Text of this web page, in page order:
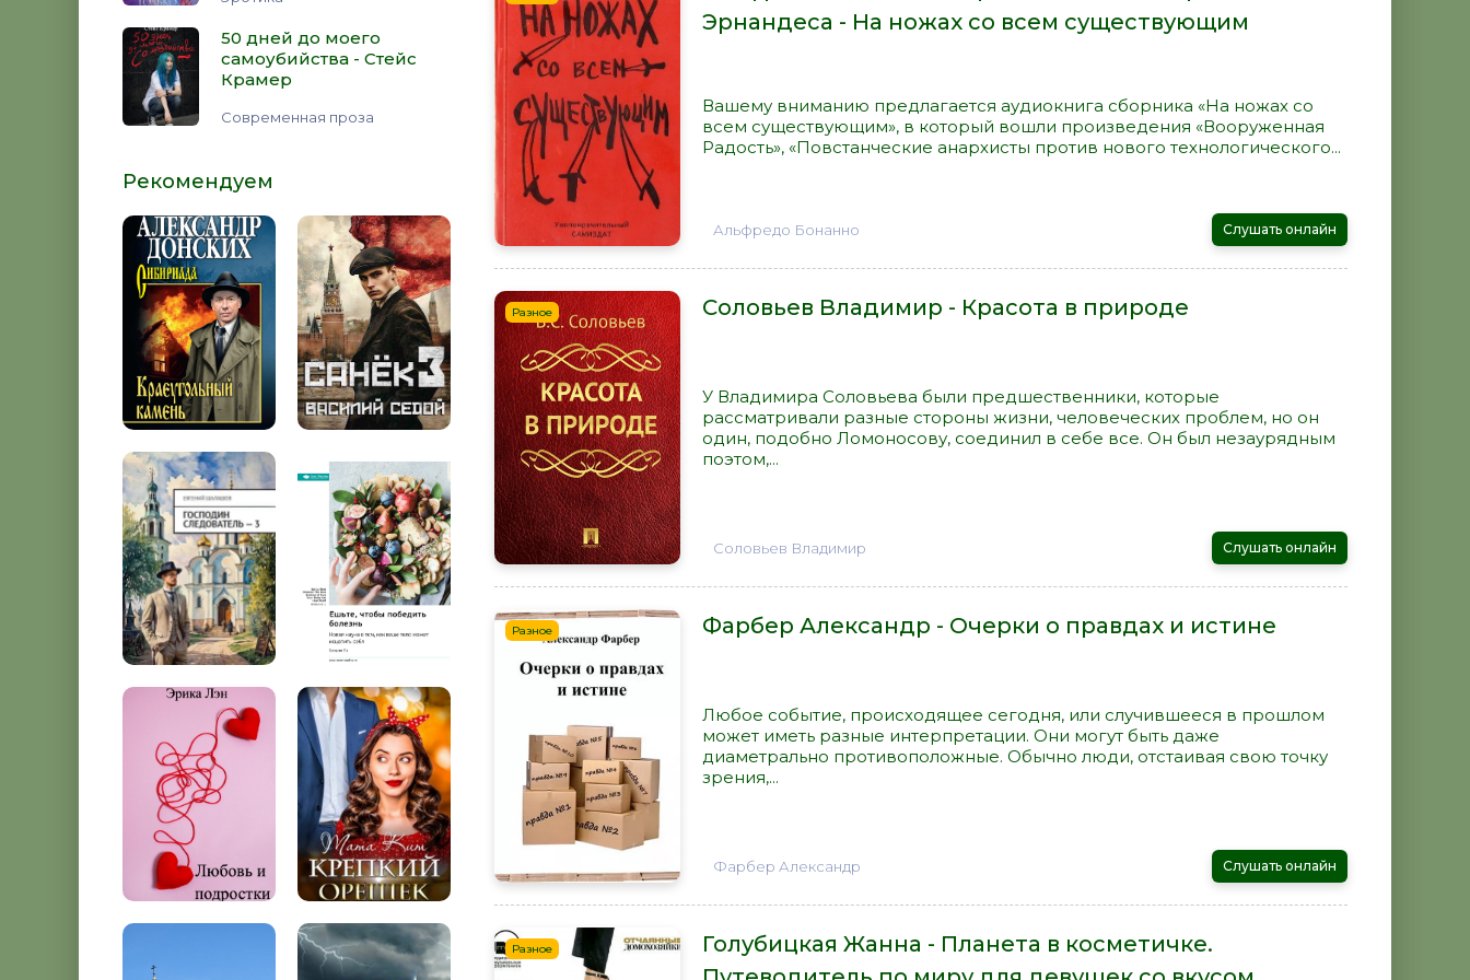
50 дней до моего
самоубийства - Стейс
Крамер
Современная проза
Рекомендуем
Эрнандеса - На ножах со всем существующим
Вашему вниманию предлагается аудиокнига сборника «На ножах со
всем существующим», в который вошли произведения «Вооруженная
Радость», «Повстанческие анархисты против нового технологического...
Альфредо Бонанно Слушать онлайн
Разное Соловьев Владимир - Красота в природе
У Владимира Соловьева были предшественники, которые
рассматривали разные стороны жизни, человеческих проблем, но он
один, подобно Ломоносову, соединил в себе все. Он был незаурядным
поэтом,...
Соловьев Владимир Слушать онлайн
Разное Фарбер Александр - Очерки о правдах и истине
Любое событие, происходящее сегодня, или случившееся в прошлом
может иметь разные интерпретации. Они могут быть даже
диаметрально противоположные. Обычно люди, отстаивая свою точку
зрения,...
Фарбер Александр Слушать онлайн
Разное
Голубицкая Жанна - Планета в косметичке.